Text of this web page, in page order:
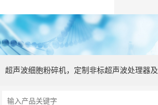
超声波细胞粉碎机，定制非标超声波处理器及
超声波清洗器